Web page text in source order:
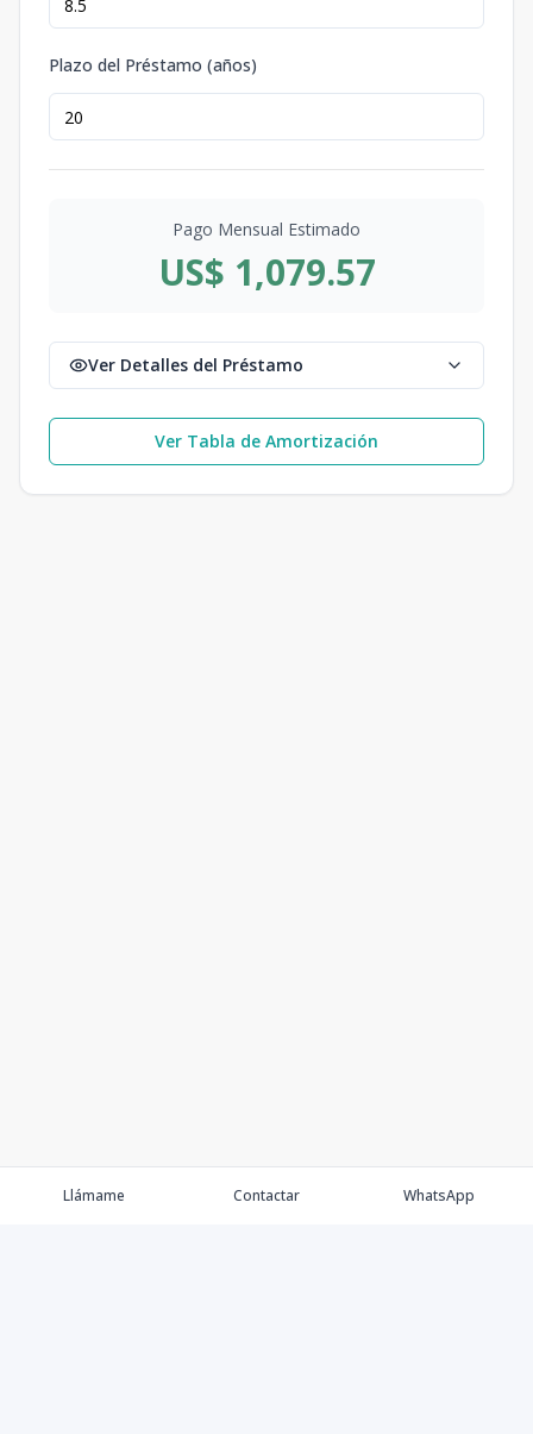
Plazo del Préstamo (años)
Pago Mensual Estimado
US$ 1,079.57
Ver Detalles del Préstamo
Ver Tabla de Amortización
Llámame Contactar WhatsApp